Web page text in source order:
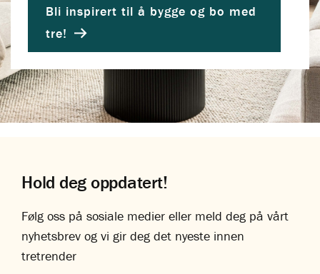
Bli inspirert til å bygge og bo med
tre!
Hold deg oppdatert!
Følg oss på sosiale medier eller meld deg på vårt
nyhetsbrev og vi gir deg det nyeste innen
tretrender